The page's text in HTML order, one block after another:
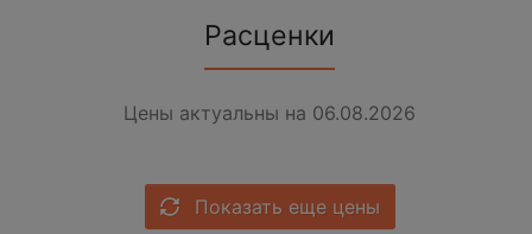
Расценки
Цены актуальны на 06.08.2026
Показать еще цены